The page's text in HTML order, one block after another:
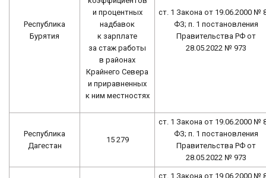
Республика
Бурятия
и процентных
надбавок
к зарплате
за стаж работы
в районах
Крайнего Севера
и приравненных
к ним местностях
ст. 1 Закона от 19.06.2000 №
ФЗ; п. 1 постановления
Правительства РФ от
28.05.2022 № 973
Республика
Дагестан
15 279
ст. 1 Закона от 19.06.2000 №
ФЗ; п. 1 постановления
Правительства РФ от
28.05.2022 № 973
ст. 1 Закона от 19.06.2000 №